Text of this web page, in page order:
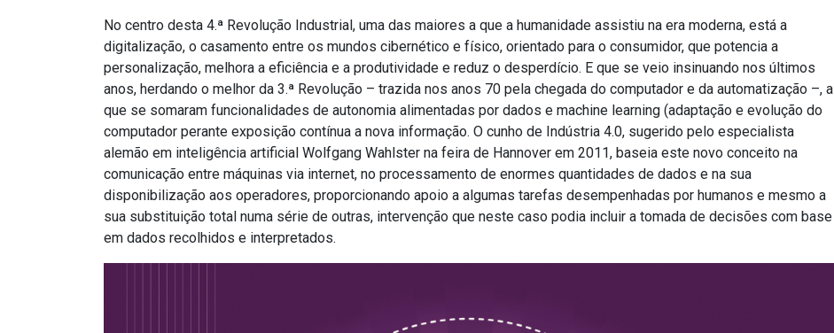
No centro desta 4.ª Revolução Industrial, uma das maiores a que a humanidade assistiu na era moderna, está a
digitalização, o casamento entre os mundos cibernético e físico, orientado para o consumidor, que potencia a
personalização, melhora a eficiência e a produtividade e reduz o desperdício. E que se veio insinuando nos últimos
anos, herdando o melhor da 3.ª Revolução – trazida nos anos 70 pela chegada do computador e da automatização –, a
que se somaram funcionalidades de autonomia alimentadas por dados e machine learning (adaptação e evolução do
computador perante exposição contínua a nova informação. O cunho de Indústria 4.0, sugerido pelo especialista
alemão em inteligência artificial Wolfgang Wahlster na feira de Hannover em 2011, baseia este novo conceito na
comunicação entre máquinas via internet, no processamento de enormes quantidades de dados e na sua
disponibilização aos operadores, proporcionando apoio a algumas tarefas desempenhadas por humanos e mesmo a
sua substituição total numa série de outras, intervenção que neste caso podia incluir a tomada de decisões com base
em dados recolhidos e interpretados.